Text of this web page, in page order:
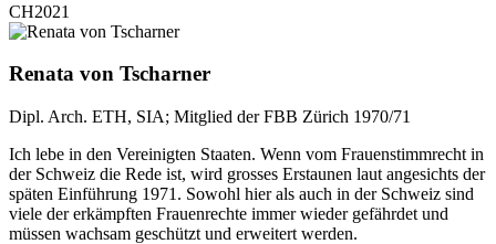
CH2021
Renata von Tscharner
Dipl. Arch. ETH, SIA; Mitglied der FBB Zürich 1970/71
Ich lebe in den Vereinigten Staaten. Wenn vom Frauenstimmrecht in
der Schweiz die Rede ist, wird grosses Erstaunen laut angesichts der
späten Einführung 1971. Sowohl hier als auch in der Schweiz sind
viele der erkämpften Frauenrechte immer wieder gefährdet und
müssen wachsam geschützt und erweitert werden.